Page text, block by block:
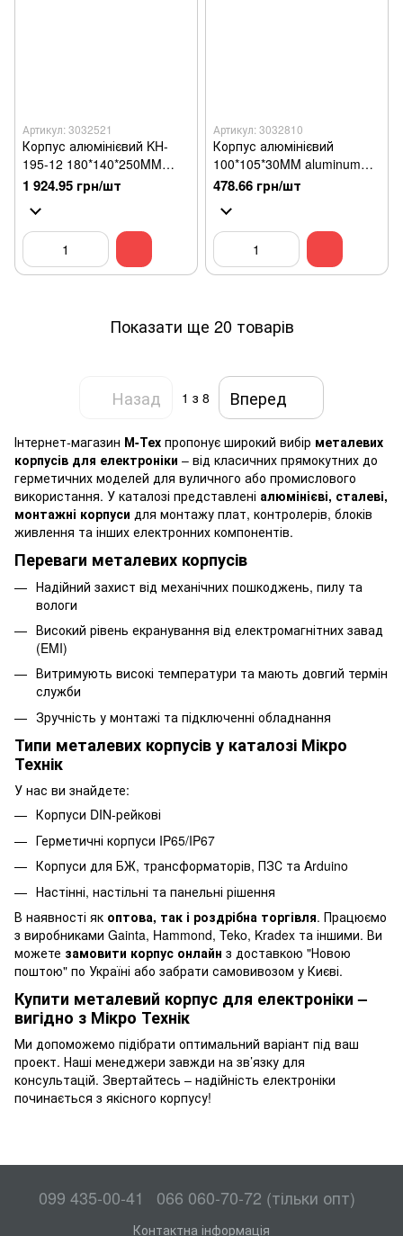
Артикул: 3032521
Корпус алюмінієвий KH-
195-12 180*140*250MM
Silver
1 924.95 грн/шт
Артикул: 3032810
Корпус алюмінієвий
100*105*30MM aluminum
case BLACK
478.66 грн/шт
Показати ще 20 товарів
Назад 1 з 8 Вперед
Інтернет-магазин М-Тех пропонує широкий вибір металевих
корпусів для електроніки – від класичних прямокутних до
герметичних моделей для вуличного або промислового
використання. У каталозі представлені алюмінієві, сталеві,
монтажні корпуси для монтажу плат, контролерів, блоків
живлення та інших електронних компонентів.
Переваги металевих корпусів
Надійний захист від механічних пошкоджень, пилу та
вологи
Високий рівень екранування від електромагнітних завад
(EMI)
Витримують високі температури та мають довгий термін
служби
Зручність у монтажі та підключенні обладнання
Типи металевих корпусів у каталозі Мікро
Технік
У нас ви знайдете:
Корпуси DIN-рейкові
Герметичні корпуси IP65/IP67
Корпуси для БЖ, трансформаторів, ПЗС та Arduino
Настінні, настільні та панельні рішення
В наявності як оптова, так і роздрібна торгівля. Працюємо
з виробниками Gainta, Hammond, Teko, Kradex та іншими. Ви
можете замовити корпус онлайн з доставкою "Новою
поштою" по Україні або забрати самовивозом у Києві.
Купити металевий корпус для електроніки –
вигідно з Мікро Технік
Ми допоможемо підібрати оптимальний варіант під ваш
проект. Наші менеджери завжди на зв’язку для
консультацій. Звертайтесь – надійність електроніки
починається з якісного корпусу!
099 435-00-41 066 060-70-72 (тільки опт)
Контактна інформація